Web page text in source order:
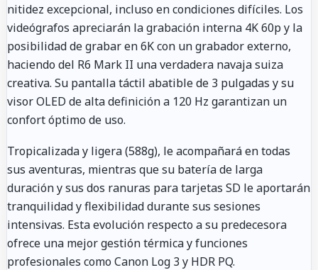
nitidez excepcional, incluso en condiciones difíciles. Los
videógrafos apreciarán la grabación interna 4K 60p y la
posibilidad de grabar en 6K con un grabador externo,
haciendo del R6 Mark II una verdadera navaja suiza
creativa. Su pantalla táctil abatible de 3 pulgadas y su
visor OLED de alta definición a 120 Hz garantizan un
confort óptimo de uso.
Tropicalizada y ligera (588g), le acompañará en todas
sus aventuras, mientras que su batería de larga
duración y sus dos ranuras para tarjetas SD le aportarán
tranquilidad y flexibilidad durante sus sesiones
intensivas. Esta evolución respecto a su predecesora
ofrece una mejor gestión térmica y funciones
profesionales como Canon Log 3 y HDR PQ.